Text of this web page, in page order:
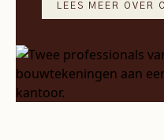
LEES MEER OVER